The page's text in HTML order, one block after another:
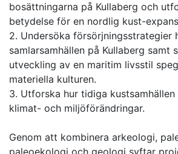
bosättningarna på Kullaberg och
betydelse för en nordlig kust-
2. Undersöka försörjningsstrategier
samlarsamhällen på Kullaberg samt
utveckling av en maritim livsstil
materiella kulturen.
3. Utforska hur tidiga kustsamhällen
klimat- och miljöförändringar.
Genom att kombinera arkeologi,
paleoekologi och geologi syftar